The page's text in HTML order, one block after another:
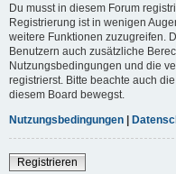
Du musst in diesem Forum
Registrierung ist in wenigen
weitere Funktionen zuzugreifen.
Benutzern auch zusätzliche
Nutzungsbedingungen und die
registrierst. Bitte beachte auch
diesem Board bewegst.
Nutzungsbedingungen |
Registrieren